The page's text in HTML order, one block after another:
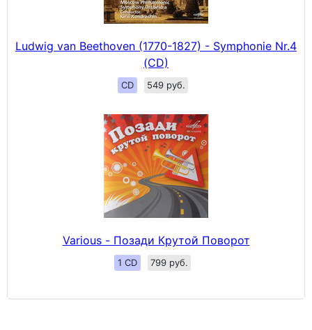
Ludwig van Beethoven (1770-1827) - Symphonie Nr.4
(CD)
CD 549 руб.
Various - Позади Крутой Поворот
1 CD 799 руб.